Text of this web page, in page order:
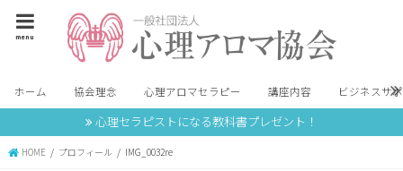
menu
ホーム 協会理念 心理アロマセラピー 講座内容 ビジネスサ
心理セラピストになる教科書プレゼント！
HOME プロフィール IMG_0032re